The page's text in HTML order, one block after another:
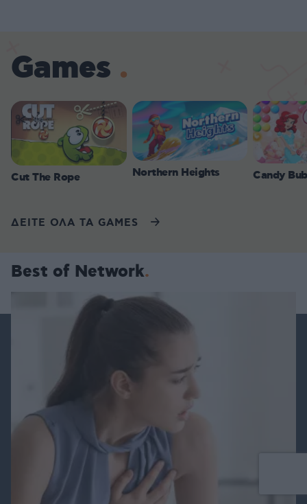
Games
Cut The Rope Northern Heights Candy
ΔΕΙΤΕ ΟΛΑ ΤΑ GAMES
Best of Network